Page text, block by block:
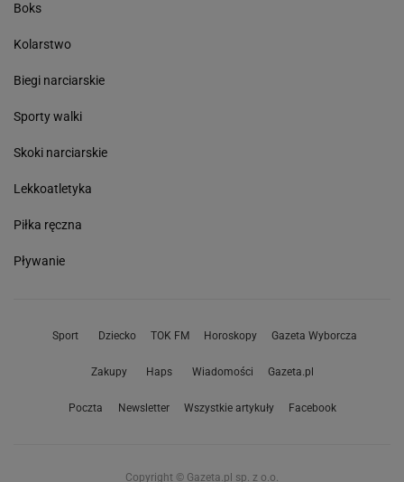
Boks
Kolarstwo
Biegi narciarskie
Sporty walki
Skoki narciarskie
Lekkoatletyka
Piłka ręczna
Pływanie
Sport Dziecko TOK FM Horoskopy Gazeta Wyborcza
Zakupy Haps Wiadomości Gazeta.pl
Poczta Newsletter Wszystkie artykuły Facebook
Copyright © Gazeta.pl sp. z o.o.